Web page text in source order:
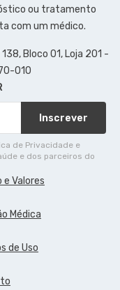
ou tratamento
com um médico.
Bloco 01, Loja 201 -
010
Inscrever
de Privacidade e
e dos parceiros do
e Valores
Médica
de Uso